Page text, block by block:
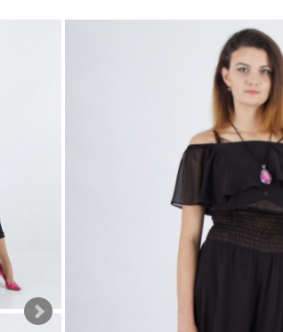
Garnitury damskie Suknia
Odzież